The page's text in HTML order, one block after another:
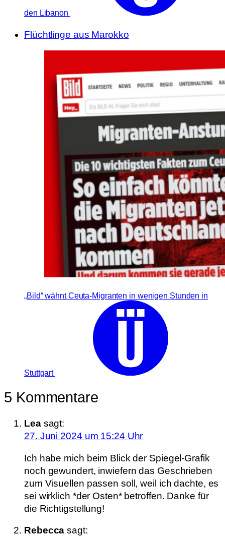
den Libanon
Flüchtlinge aus Marokko
„Bild“ wähnt Ceuta-Migranten in wenigen Stunden in
Stuttgart
5 Kommentare
Lea sagt:
27. Juni 2024 um 15:24 Uhr
Ich habe mich beim Blick der Spiegel-Grafik
noch gewundert, inwiefern das Geschrieben
zum Visuellen passen soll, weil ich dachte, es
sei wirklich *der Osten* betroffen. Danke für
die Richtigstellung!
Rebecca sagt: